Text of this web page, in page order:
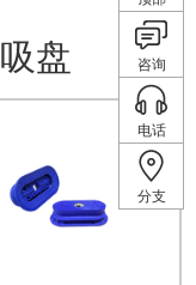
盘 咨询
电话
分支